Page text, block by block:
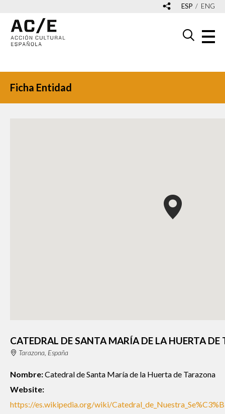
ESP ENG
Ficha Entidad
CATEDRAL DE SANTA MARÍA DE LA HUERTA
Tarazona, España
Nombre:Catedral de Santa María de la Huerta de Tarazona
Website:
https://es.wikipedia.org/wiki/